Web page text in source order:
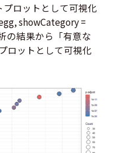
ロットとして可視化
showCategory =
の結果から「有意な
ロットとして可視化